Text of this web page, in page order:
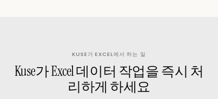
KUSE가 EXCEL에서 하는 일
Kuse가 Excel 데이터 작업을 즉시 처
리하게 하세요